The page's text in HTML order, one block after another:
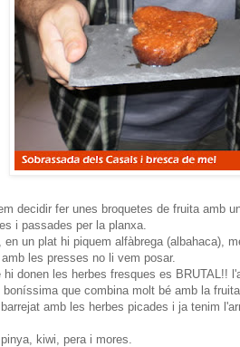
decidir fer unes broquetes de fruita amb
i passades per la planxa.
en un plat hi piquem alfàbrega (albahaca),
les presses no li vem posar.
donen les herbes fresques es BRUTAL!!
que combina molt bé amb la fruita.
amb les herbes picades i ja tenim
kiwi, pera i mores.